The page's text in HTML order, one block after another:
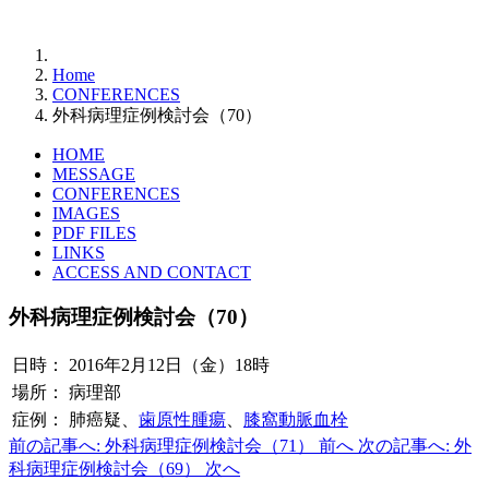
Home
CONFERENCES
外科病理症例検討会（70）
HOME
MESSAGE
CONFERENCES
IMAGES
PDF FILES
LINKS
ACCESS AND CONTACT
外科病理症例検討会（70）
日時：
2016年2月12日（金）18時
場所：
病理部
症例：
肺癌疑、 歯原性腫瘍、 膝窩動脈血栓
前の記事へ: 外科病理症例検討会（71） 前へ 次の記事へ: 外
科病理症例検討会（69） 次へ